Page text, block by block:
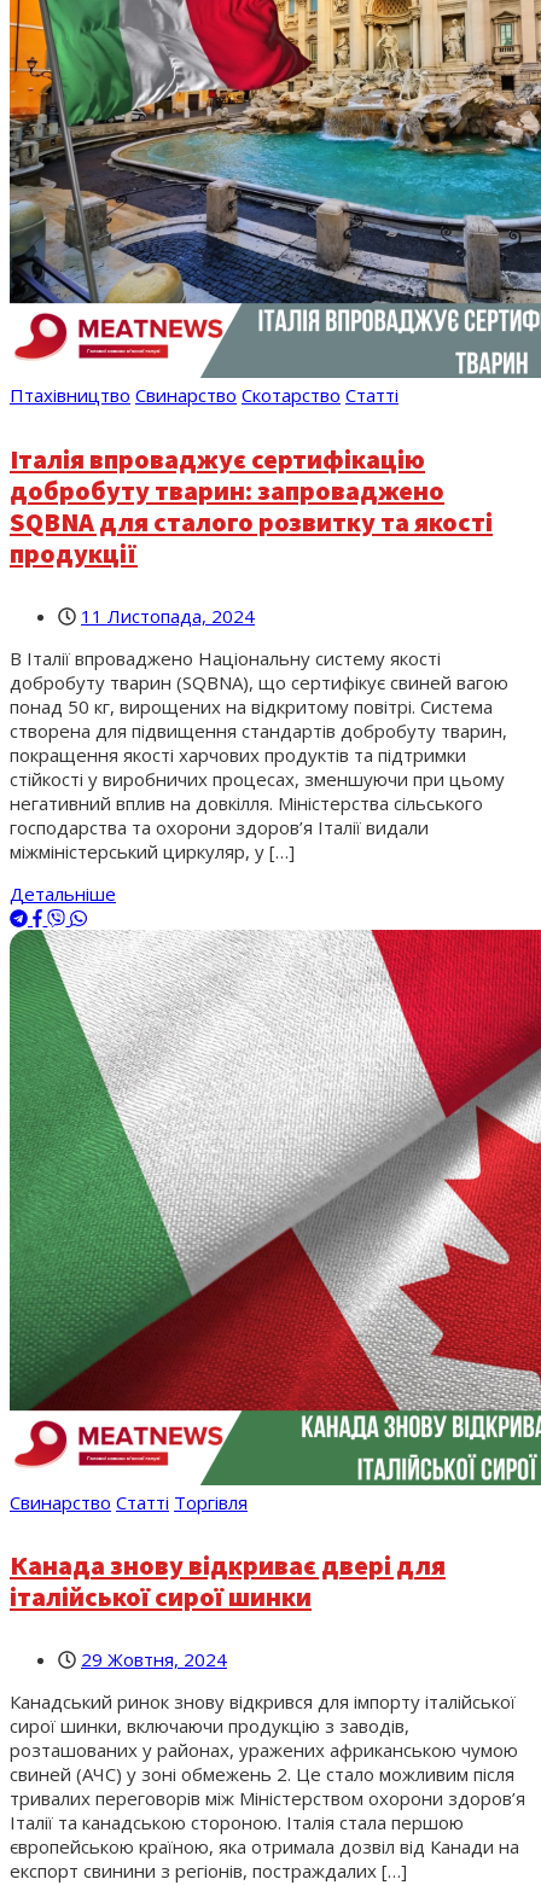
Птахівництво Свинарство Скотарство Статті
Італія впроваджує сертифікацію
добробуту тварин: запроваджено
SQBNA для сталого розвитку та якості
продукції
11 Листопада, 2024
В Італії впроваджено Національну систему якості
добробуту тварин (SQBNA), що сертифікує свиней вагою
понад 50 кг, вирощених на відкритому повітрі. Система
створена для підвищення стандартів добробуту тварин,
покращення якості харчових продуктів та підтримки
стійкості у виробничих процесах, зменшуючи при цьому
негативний вплив на довкілля. Міністерства сільського
господарства та охорони здоров’я Італії видали
міжміністерський циркуляр, у […]
Детальніше
Свинарство Статті Торгівля
Канада знову відкриває двері для
італійської сирої шинки
29 Жовтня, 2024
Канадський ринок знову відкрився для імпорту італійської
сирої шинки, включаючи продукцію з заводів,
розташованих у районах, уражених африканською чумою
свиней (АЧС) у зоні обмежень 2. Це стало можливим після
тривалих переговорів між Міністерством охорони здоров’я
Італії та канадською стороною. Італія стала першою
європейською країною, яка отримала дозвіл від Канади на
експорт свинини з регіонів, постраждалих […]